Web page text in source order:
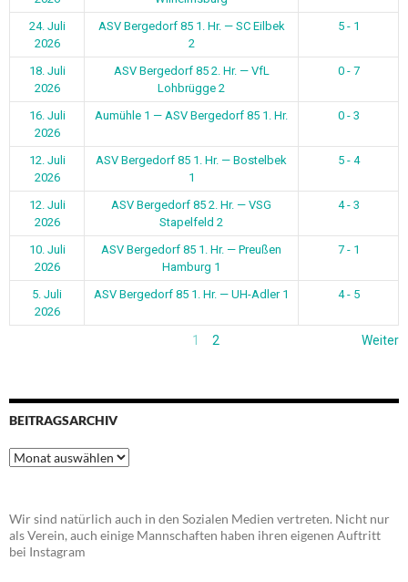
24. Juli
2026
ASV Bergedorf 85 1. Hr. — SC Eilbek
2
5 - 1
18. Juli
2026
ASV Bergedorf 85 2. Hr. — VfL
Lohbrügge 2
0 - 7
16. Juli
2026
Aumühle 1 — ASV Bergedorf 85 1. Hr. 0 - 3
12. Juli
2026
ASV Bergedorf 85 1. Hr. — Bostelbek
1
5 - 4
12. Juli
2026
ASV Bergedorf 85 2. Hr. — VSG
Stapelfeld 2
4 - 3
10. Juli
2026
ASV Bergedorf 85 1. Hr. — Preußen
Hamburg 1
7 - 1
5. Juli
2026
ASV Bergedorf 85 1. Hr. — UH-Adler 1 4 - 5
1 2 Weiter
BEITRAGSARCHIV
Beitragsarchiv
Wir sind natürlich auch in den Sozialen Medien vertreten. Nicht nur
als Verein, auch einige Mannschaften haben ihren eigenen Auftritt
bei Instagram